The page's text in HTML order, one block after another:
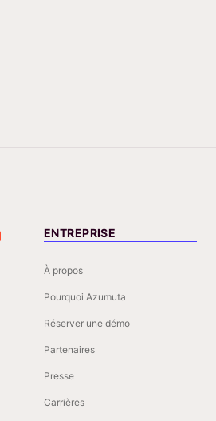
ENTREPRISE
À propos
Pourquoi Azumuta
Réserver une démo
Partenaires
Presse
Carrières